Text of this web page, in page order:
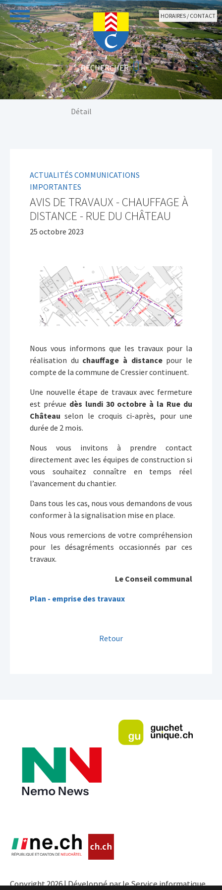
Aller au contenu principal
HORAIRES / CONTACT
Détail
ACTUALITÉS COMMUNICATIONS
IMPORTANTES
AVIS DE TRAVAUX - CHAUFFAGE À
DISTANCE - RUE DU CHÂTEAU
25 octobre 2023
Nous vous informons que les travaux pour la
réalisation du chauffage à distancepour le
compte de la commune de Cressier continuent.
Une nouvelle étape de travaux avec fermeture
est prévue dès lundi 30 octobre à la Rue du
Château selon le croquis ci-après, pour une
durée de 2 mois.
Nous vous invitons à prendre contact
directement avec les équipes de construction si
vous souhaitez connaître en temps réel
l’avancement du chantier.
Dans tous les cas, nous vous demandons de vous
conformer à la signalisation mise en place.
Nous vous remercions de votre compréhension
pour les désagréments occasionnés par ces
travaux.
Le Conseil communal
Plan - emprise des travaux
Retour
Copyright 2026 | Développé par le Service informatique